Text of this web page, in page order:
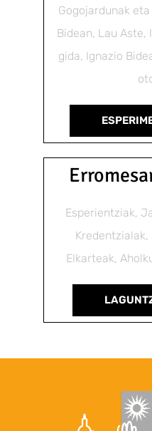
Gogojardunak
Bidean, Lau
gida, Ignazio
Esperientziak,
Kredentzialak,
Elkarteak,